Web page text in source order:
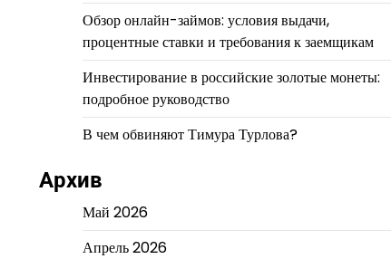
Обзор онлайн-займов: условия выдачи,
процентные ставки и требования к заемщикам
Инвестирование в российские золотые монеты:
подробное руководство
В чем обвиняют Тимура Турлова?
Архив
Май 2026
Апрель 2026